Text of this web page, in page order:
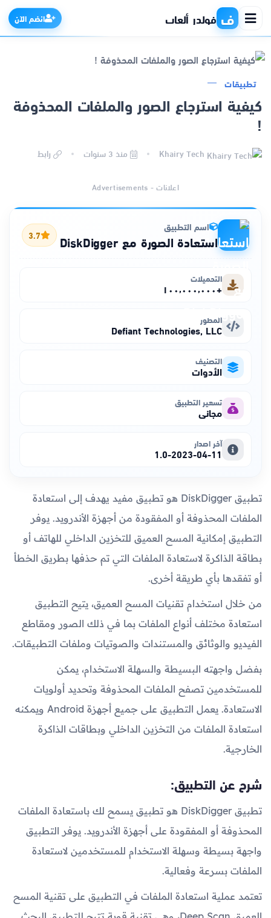
ف فولدر ألعاب انضم الآن
الألعاب
ذكاء اصطناعي
تطبيقات
كيفية استرجاع الصور والملفات المحذوفة
!
منذ 3 سنوات رابط
اعلانات - Advertisements
اسم التطبيق
استعادة الصورة مع DiskDigger 3.7
التحميلات
+١٠٠٬٠٠٠٬٠٠٠
المطور
Defiant Technologies, LLC
التصنيف
الأدوات
تسعير التطبيق
مجاني
آخر اصدار
1.0-2023-04-11
تطبيق DiskDigger هو تطبيق مفيد يهدف إلى استعادة
الملفات المحذوفة أو المفقودة من أجهزة الأندرويد. يوفر
التطبيق إمكانية المسح العميق للتخزين الداخلي للهاتف أو
بطاقة الذاكرة لاستعادة الملفات التي تم حذفها بطريق الخطأ
أو تفقدها بأي طريقة أخرى.
من خلال استخدام تقنيات المسح العميق، يتيح التطبيق
استعادة مختلف أنواع الملفات بما في ذلك الصور ومقاطع
الفيديو والوثائق والمستندات والصوتيات وملفات التطبيقات.
بفضل واجهته البسيطة والسهلة الاستخدام، يمكن
للمستخدمين تصفح الملفات المحذوفة وتحديد أولويات
الاستعادة. يعمل التطبيق على جميع أجهزة Android ويمكنه
استعادة الملفات من التخزين الداخلي وبطاقات الذاكرة
الخارجية.
شرح عن التطبيق:
تطبيق DiskDigger هو تطبيق يسمح لك باستعادة الملفات
المحذوفة أو المفقودة على أجهزة الأندرويد. يوفر التطبيق
واجهة بسيطة وسهلة الاستخدام للمستخدمين لاستعادة
الملفات بسرعة وفعالية.
تعتمد عملية استعادة الملفات في التطبيق على تقنية المسح